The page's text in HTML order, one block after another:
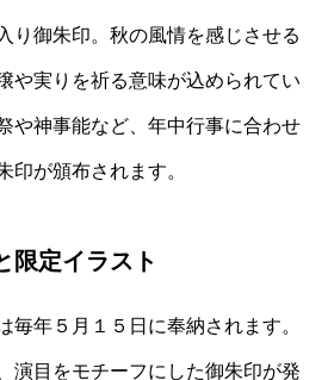
り御朱印。秋の風情を感じさせる
や実りを祈る意味が込められてい
や神事能など、年中行事に合わせ
印が頒布されます。
限定イラスト
毎年５月１５日に奉納されます。
演目をモチーフにした御朱印が発